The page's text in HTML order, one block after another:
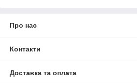
Про нас
Контакти
Доставка та оплата